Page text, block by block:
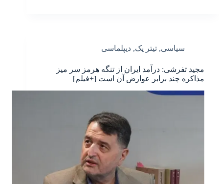
سیاسی, تیتر یک, دیپلماسی
مجید تفرشی: درآمد ایران از تنگه هرمز سر میز
مذاکره چند برابر عوارض آن است [+فیلم]